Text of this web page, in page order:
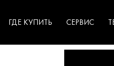
ГДЕ КУПИТЬ СЕРВИС